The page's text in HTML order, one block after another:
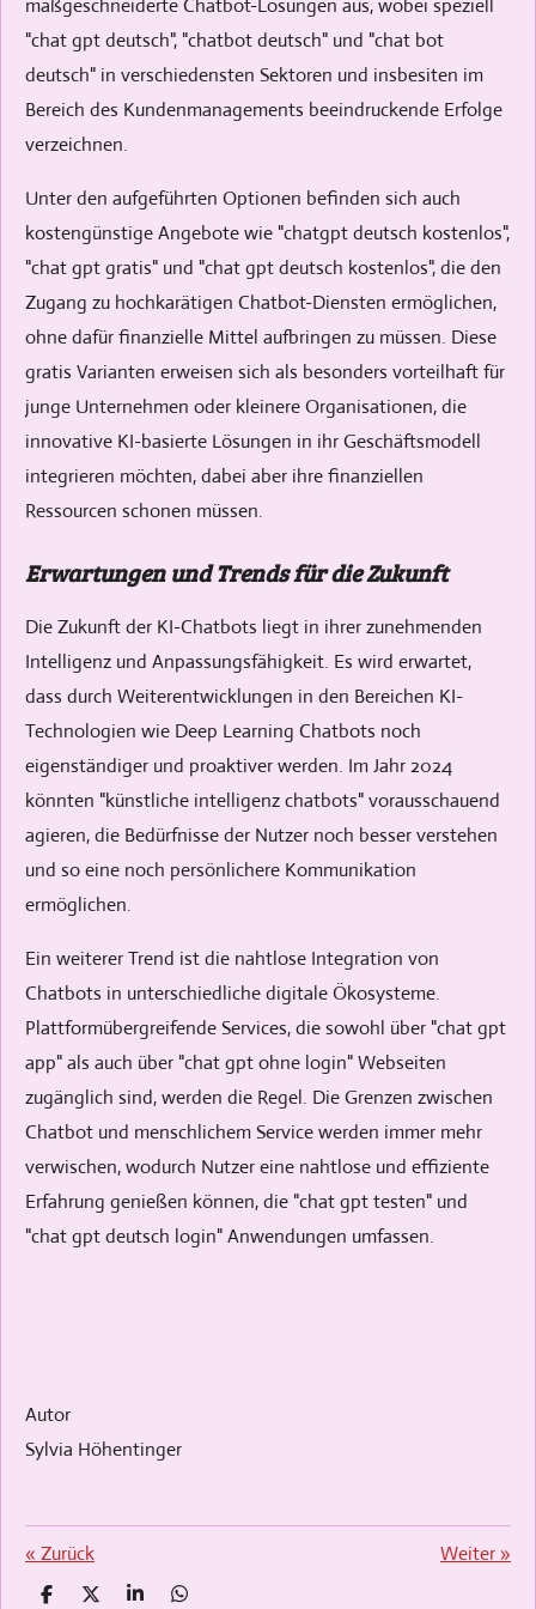
"chat gpt deutsch", "chatbot deutsch" und "chat bot
deutsch" in verschiedensten Sektoren und insbesiten im
Bereich des Kundenmanagements beeindruckende Erfolge
verzeichnen.
Unter den aufgeführten Optionen befinden sich auch
kostengünstige Angebote wie "chatgpt deutsch kostenlos",
"chat gpt gratis" und "chat gpt deutsch kostenlos", die den
Zugang zu hochkarätigen Chatbot-Diensten ermöglichen,
ohne dafür finanzielle Mittel aufbringen zu müssen. Diese
gratis Varianten erweisen sich als besonders vorteilhaft für
junge Unternehmen oder kleinere Organisationen, die
innovative KI-basierte Lösungen in ihr Geschäftsmodell
integrieren möchten, dabei aber ihre finanziellen
Ressourcen schonen müssen.
Erwartungen und Trends für die Zukunft
Die Zukunft der KI-Chatbots liegt in ihrer zunehmenden
Intelligenz und Anpassungsfähigkeit. Es wird erwartet,
dass durch Weiterentwicklungen in den Bereichen KI-
Technologien wie Deep Learning Chatbots noch
eigenständiger und proaktiver werden. Im Jahr 2024
könnten "künstliche intelligenz chatbots" vorausschauend
agieren, die Bedürfnisse der Nutzer noch besser verstehen
und so eine noch persönlichere Kommunikation
ermöglichen.
Ein weiterer Trend ist die nahtlose Integration von
Chatbots in unterschiedliche digitale Ökosysteme.
Plattformübergreifende Services, die sowohl über "chat gpt
app" als auch über "chat gpt ohne login" Webseiten
zugänglich sind, werden die Regel. Die Grenzen zwischen
Chatbot und menschlichem Service werden immer mehr
verwischen, wodurch Nutzer eine nahtlose und effiziente
Erfahrung genießen können, die "chat gpt testen" und
"chat gpt deutsch login" Anwendungen umfassen.
Autor
Sylvia Höhentinger
« Zurück Weiter »
T
T
T
T